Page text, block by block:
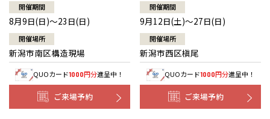
開催期間
8月9日(日)～23日(日)
開催場所
新潟市南区構造現場
QUOカード1000円分進呈中！
ご来場予約
開催期間
9月12日(土)～27日(日)
開催場所
新潟市西区槇尾
QUOカード1000円分進呈中！
ご来場予約